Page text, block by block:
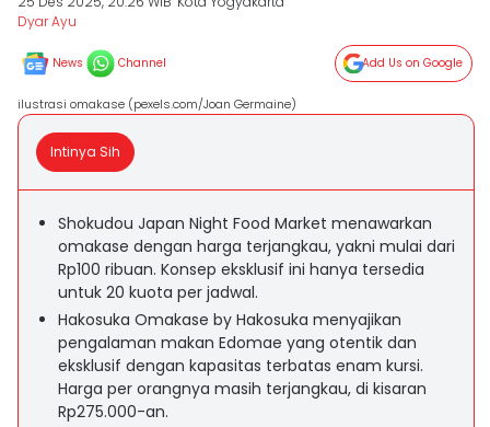
Dyar Ayu
News Channel Add Us on Google
ilustrasi omakase (pexels.com/Joan Germaine)
Intinya Sih
Shokudou Japan Night Food Market menawarkan
omakase dengan harga terjangkau, yakni mulai dari
Rp100 ribuan. Konsep eksklusif ini hanya tersedia
untuk 20 kuota per jadwal.
Hakosuka Omakase by Hakosuka menyajikan
pengalaman makan Edomae yang otentik dan
eksklusif dengan kapasitas terbatas enam kursi.
Harga per orangnya masih terjangkau, di kisaran
Rp275.000-an.